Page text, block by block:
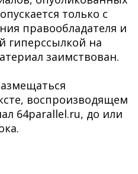
только с
правообладателя и
гиперссылкой на
заимствован.
воспроизводящем
64parallel.ru, до или